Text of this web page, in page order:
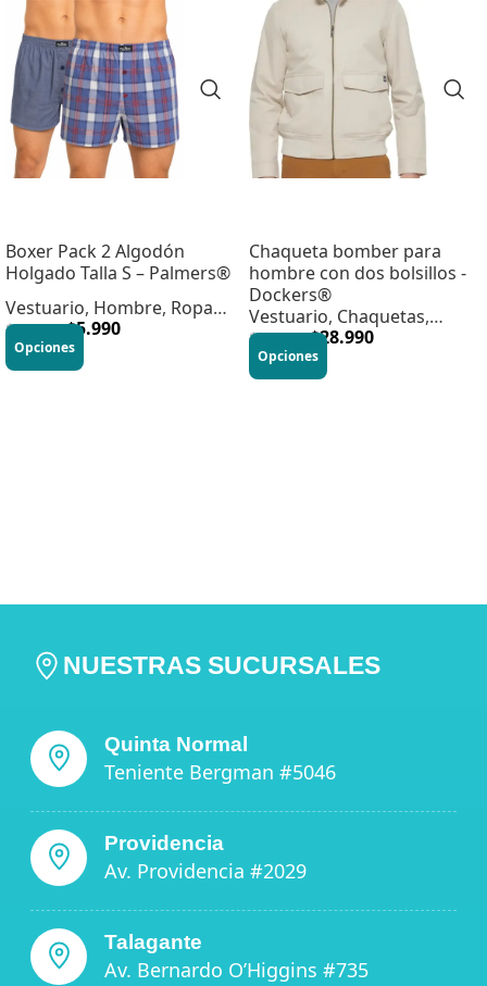
Boxer Pack 2 Algodón
Holgado Talla S – Palmers®
Vestuario, Hombre, Ropa
Interior
$12.990 $5.990
Opciones
Chaqueta bomber para
hombre con dos bolsillos -
Dockers®
Vestuario, Chaquetas,
Hombre
$79.990 $28.990
Opciones
NUESTRAS SUCURSALES
Quinta Normal
Teniente Bergman #5046
Providencia
Av. Providencia #2029
Talagante
Av. Bernardo O’Higgins #735